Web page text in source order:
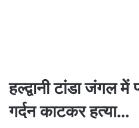
हल्द्वानी टांडा जंगल
गर्दन काटकर हत्या…